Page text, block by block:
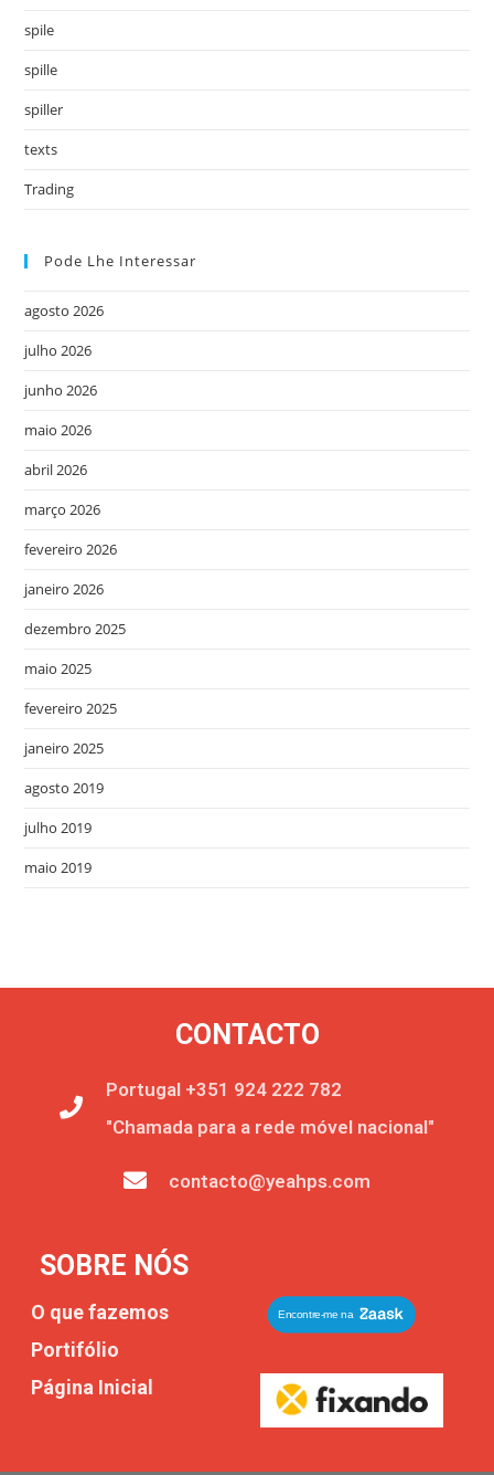
spile
spille
spiller
texts
Trading
Pode Lhe Interessar
agosto 2026
julho 2026
junho 2026
maio 2026
abril 2026
março 2026
fevereiro 2026
janeiro 2026
dezembro 2025
maio 2025
fevereiro 2025
janeiro 2025
agosto 2019
julho 2019
maio 2019
CONTACTO
Portugal +351 924 222 782
"Chamada para a rede móvel nacional"
contacto@yeahps.com
SOBRE NÓS
O que fazemos
Portifólio
Página Inicial